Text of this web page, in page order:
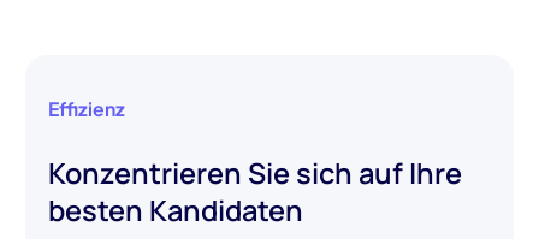
Effizienz
Konzentrieren Sie sich auf Ihre
besten Kandidaten